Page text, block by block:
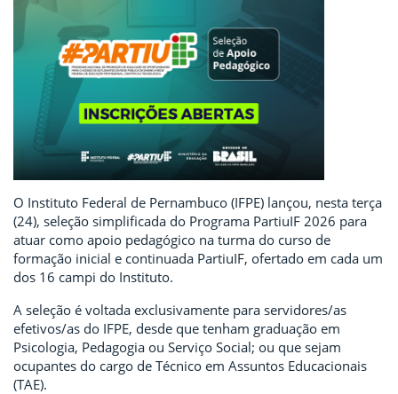
O Instituto Federal de Pernambuco (IFPE) lançou, nesta terça
(24), seleção simplificada do Programa PartiuIF 2026 para
atuar como apoio pedagógico na turma do curso de
formação inicial e continuada PartiuIF, ofertado em cada um
dos 16 campi do Instituto.
A seleção é voltada exclusivamente para servidores/as
efetivos/as do IFPE, desde que tenham graduação em
Psicologia, Pedagogia ou Serviço Social; ou que sejam
ocupantes do cargo de Técnico em Assuntos Educacionais
(TAE).